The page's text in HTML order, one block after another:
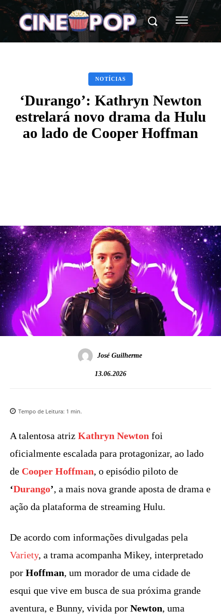
NOTÍCIAS
‘Durango’: Kathryn Newton
estrelará novo drama da Hulu
ao lado de Cooper Hoffman
José Guilherme
13.06.2026
Tempo de Leitura: 1 min.
A talentosa atriz Kathryn Newton foi
oficialmente escalada para protagonizar, ao lado
de Cooper Hoffman, o episódio piloto de
‘Durango’, a mais nova grande aposta de drama e
ação da plataforma de streaming Hulu.
De acordo com informações divulgadas pela
Variety, a trama acompanha Mikey, interpretado
por Hoffman, um morador de uma cidade de
esqui que vive em busca de sua próxima grande
aventura, e Bunny, vivida por Newton, uma